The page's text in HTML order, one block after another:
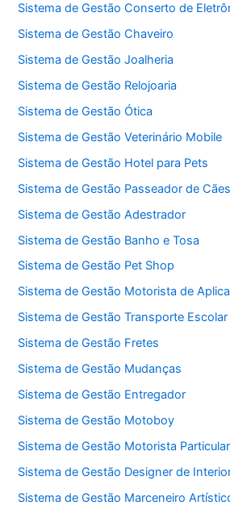
Sistema de Gestão Conserto de
Sistema de Gestão Chaveiro
Sistema de Gestão Joalheria
Sistema de Gestão Relojoaria
Sistema de Gestão Ótica
Sistema de Gestão Veterinário Mobile
Sistema de Gestão Hotel para Pets
Sistema de Gestão Passeador de Cães
Sistema de Gestão Adestrador
Sistema de Gestão Banho e Tosa
Sistema de Gestão Pet Shop
Sistema de Gestão Motorista de
Sistema de Gestão Transporte Escolar
Sistema de Gestão Fretes
Sistema de Gestão Mudanças
Sistema de Gestão Entregador
Sistema de Gestão Motoboy
Sistema de Gestão Motorista Particular
Sistema de Gestão Designer de
Sistema de Gestão Marceneiro